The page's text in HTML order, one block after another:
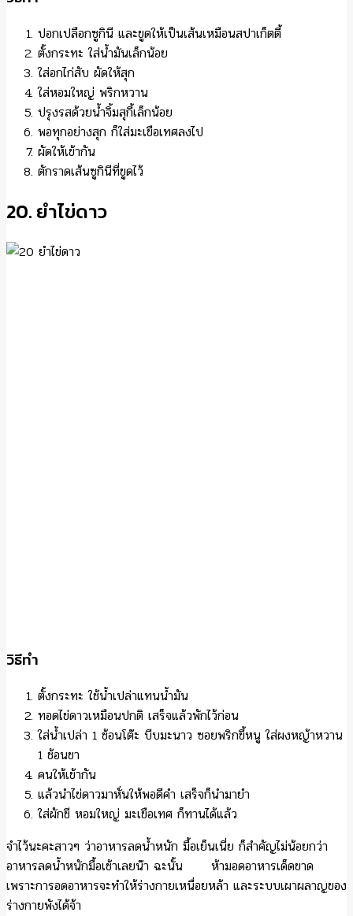
ปอกเปลือกซูกินี และขูดให้เป็นเส้นเหมือนสปาเก็ตตี้
ตั้งกระทะ ใส่น้ำมันเล็กน้อย
ใส่อกไก่สับ ผัดให้สุก
ใส่หอมใหญ่ พริกหวาน
ปรุงรสด้วยน้ำจิ้มสุกี้เล็กน้อย
พอทุกอย่างสุก ก็ใส่มะเขือเทศลงไป
ผัดให้เข้ากัน
ตักราดเส้นซูกินีที่ขูดไว้
20. ยำไข่ดาว
วิธีทำ
ตั้งกระทะ ใช้น้ำเปล่าแทนน้ำมัน
ทอดไข่ดาวเหมือนปกติ เสร็จแล้วพักไว้ก่อน
ใส่น้ำเปล่า 1 ช้อนโต๊ะ บีบมะนาว ซอยพริกขี้หนู ใส่ผงหญ้าหวาน
1 ช้อนชา
คนให้เข้ากัน
แล้วนำไข่ดาวมาหั่นให้พอดีคำ เสร็จก็นำมายำ
ใส่ผักชี หอมใหญ่ มะเขือเทศ ก็ทานได้แล้ว
จำไว้นะคะสาวๆ ว่าอาหารลดน้ำหนัก มื้อเย็นเนี่ย ก็สำคัญไม่น้อยกว่า
อาหารลดน้ำหนักมื้อเช้าเลยน๊า ฉะนั้น ห้ามอดอาหารเด็ดขาด
เพราะการอดอาหารจะทำให้ร่างกายเหนื่อยหล้า และระบบเผาผลาญของ
ร่างกายพังได้จ้า